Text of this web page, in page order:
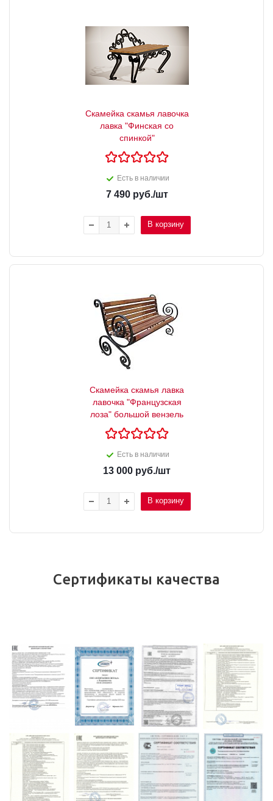
Скамейка скамья лавочка
лавка "Финская со
спинкой"
Есть в наличии
7 490руб./шт
В корзину
Скамейка скамья лавка
лавочка "Французская
лоза" большой вензель
Есть в наличии
13 000 руб./шт
В корзину
Сертификаты качества